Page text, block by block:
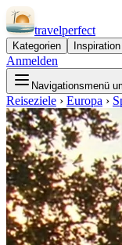
travelperfect
Kategorien Inspiration
Anmelden
Navigationsmenü
Reiseziele › Europa ›